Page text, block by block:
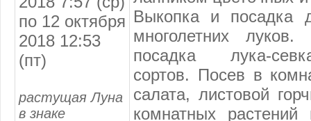
по 12 октября
2018 12:53
(пт)
растущая Луна
в знаке
Выкопка и посадка
многолетних
посадка лука-
сортов. Посев в
салата, листовой
комнатных